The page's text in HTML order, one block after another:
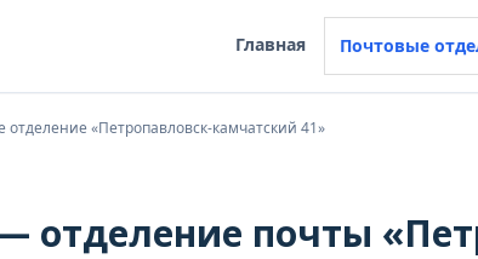
Главная Почтовые
отделение «Петропавловск-камчатский 41»
отделение почты